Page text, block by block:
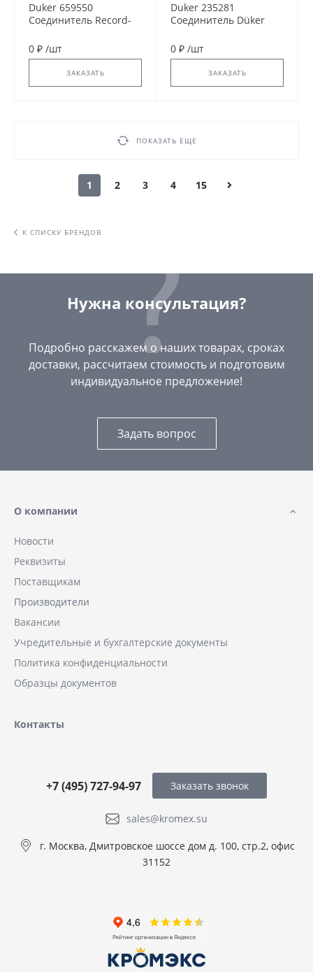
Duker 659550
Соединитель Record-
0 ₽ /шт
ЗАКАЗАТЬ
Duker 235281
Соединитель Düker
200
0 ₽ /шт
ЗАКАЗАТЬ
ПОКАЗАТЬ ЕЩЕ
1 2 3 4 15
К СПИСКУ БРЕНДОВ
Нужна консультация?
Подробно расскажем о наших товарах, сроках
доставки, рассчитаем стоимость и подготовим
индивидуальное предложение!
Задать вопрос
О компании
Новости
Реквизиты
Поставщикам
Производители
Вакансии
Учредительные и бухгалтерские документы
Политика конфиденциальности
Образцы документов
Контакты
sales@kromex.su
+7 (495) 727-94-97
г. Москва, Дмитровское шоссе дом д. 100, стр.2, офис
31152
Заказать звонок